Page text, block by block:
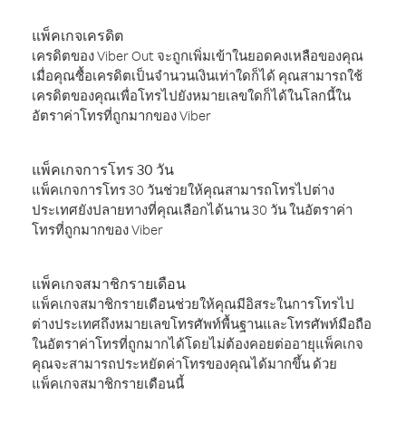
แพ็คเกจเครดิต
เครดิตของ Viber Out จะถูกเพิ่มเข้าในยอดคงเหลือของคุณ
เมื่อคุณซื้อเครดิตเป็นจำนวนเงินเท่าใดก็ได้ คุณสามารถใช้
เครดิตของคุณเพื่อโทรไปยังหมายเลขใดก็ได้ในโลกนี้ใน
อัตราค่าโทรที่ถูกมากของ Viber
แพ็คเกจการโทร 30 วัน
แพ็คเกจการโทร 30 วันช่วยให้คุณสามารถโทรไปต่าง
ประเทศยังปลายทางที่คุณเลือกได้นาน 30 วัน ในอัตราค่า
โทรที่ถูกมากของ Viber
แพ็คเกจสมาชิกรายเดือน
แพ็คเกจสมาชิกรายเดือนช่วยให้คุณมีอิสระในการโทรไป
ต่างประเทศถึงหมายเลขโทรศัพท์พื้นฐานและโทรศัพท์มือถือ
ในอัตราค่าโทรที่ถูกมากได้โดยไม่ต้องคอยต่ออายุแพ็คเกจ
คุณจะสามารถประหยัดค่าโทรของคุณได้มากขึ้น ด้วย
แพ็คเกจสมาชิกรายเดือนนี้